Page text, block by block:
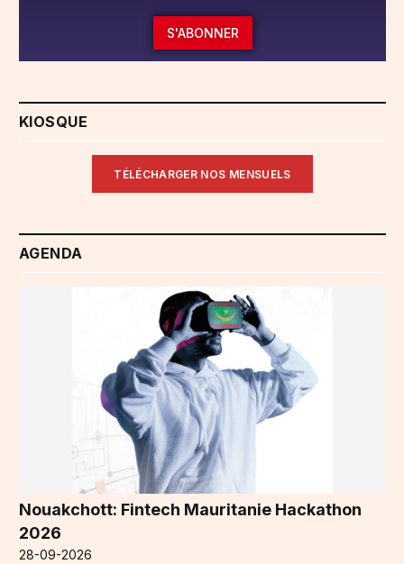
S'ABONNER
KIOSQUE
TÉLÉCHARGER NOS MENSUELS
AGENDA
Nouakchott: Fintech Mauritanie Hackathon
2026
28-09-2026